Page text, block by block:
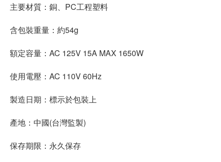
主要材質：銅、PC工程塑料
含包裝重量：約54g
額定容量：AC 125V 15A MAX 1650W
使用電壓：AC 110V 60Hz
製造日期：標示於包裝上
產地：中國(台灣監製)
保存期限：永久保存